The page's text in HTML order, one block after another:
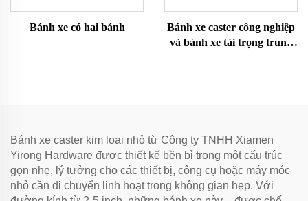
Bánh xe có hai bánh
Bánh xe caster công nghiệp
và bánh xe tải trọng trung
Bánh xe caster kim loại nhỏ từ Công ty TNHH Xiamen
Yirong Hardware được thiết kế bền bỉ trong một cấu trúc
gọn nhẹ, lý tưởng cho các thiết bị, công cụ hoặc máy móc
nhỏ cần di chuyển linh hoạt trong không gian hẹp. Với